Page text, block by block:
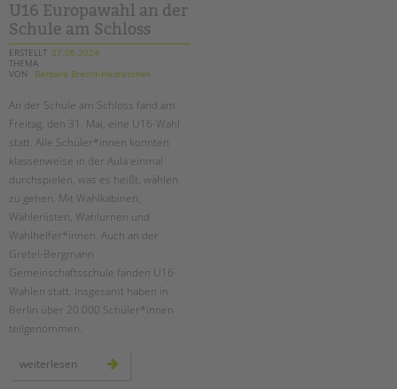
Seminarkalender
Seminarräume
STADTTEILARBEIT
PROFIL | LEITBILD
Bereiche im Überblick
Kinder- und Jugendschutz
Unsere Videos
Gesellschafter VdK
schoolcoach BTL
tandem international
KARRIERE
Stellenangebote
tandem als Arbeitgeberin
NEWS/BLOG
U16 Europawahl an der
Schule am Schloss
ERSTELLT 07.06.2024
THEMA
VON
Barbara Brecht-Hadraschek
An der Schule am Schloss fand am
Freitag, den 31. Mai, eine U16-Wahl
statt. Alle Schüler*innen konnten
klassenweise in der Aula einmal
durchspielen, was es heißt, wählen
zu gehen. Mit Wahlkabinen,
Wählerlisten, Wahlurnen und
Wahlhelfer*innen. Auch an der
Gretel-Bergmann
Gemeinschaftsschule fanden U16-
Wahlen statt. Insgesamt haben in
Berlin über 20.000 Schüler*innen
teilgenommen.
weiterlesen
europawahl